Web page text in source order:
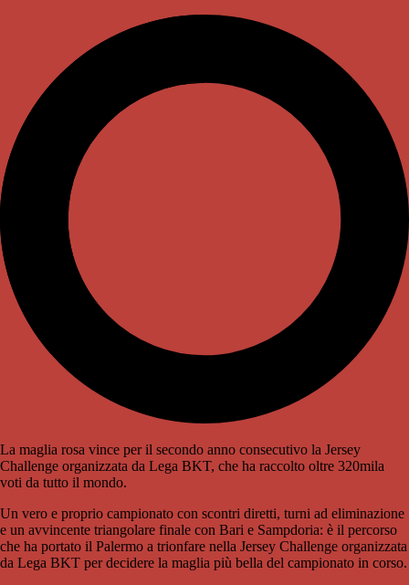
La maglia rosa vince per il secondo anno consecutivo la Jersey
Challenge organizzata da Lega BKT, che ha raccolto oltre 320mila
voti da tutto il mondo.
Un vero e proprio campionato con scontri diretti, turni ad eliminazione
e un avvincente triangolare finale con Bari e Sampdoria: è il percorso
che ha portato il Palermo a trionfare nella Jersey Challenge organizzata
da Lega BKT per decidere la maglia più bella del campionato in corso.